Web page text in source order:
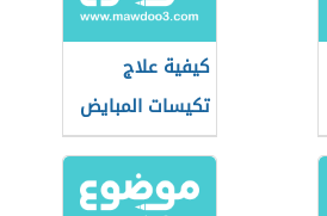
كيفية علاج
تكيسات المبايض